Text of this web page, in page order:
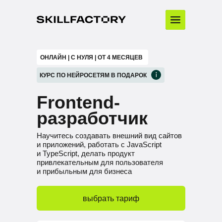
ОНЛАЙН | С НУЛЯ | ОТ 4 МЕСЯЦЕВ
Frontend-
разработчик
Научитесь создавать внешний вид сайтов
и приложений, работать с JavaScript
и TypeScript, делать продукт
привлекательным для пользователя
и прибыльным для бизнеса
КУРС ПО НЕЙРОСЕТЯМ В ПОДАРОК
выбрать тариф